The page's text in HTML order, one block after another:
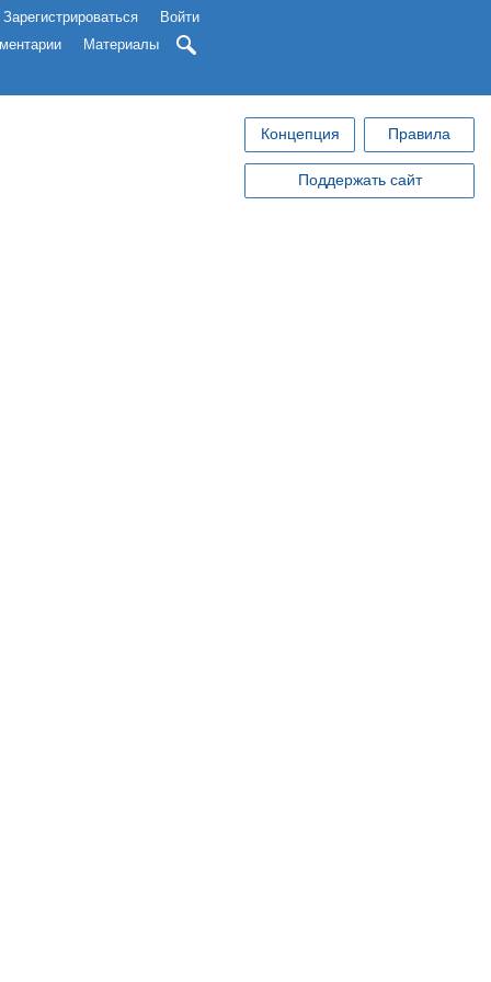
Зарегистрироваться
Войти
Материалы
Концепция Правила
Поддержать сайт